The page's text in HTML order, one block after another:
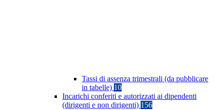
Tassi di assenza trimestrali (da pubblicare
in tabelle) 10
Incarichi conferiti e autorizzati ai dipendenti
(dirigenti e non dirigenti) 156